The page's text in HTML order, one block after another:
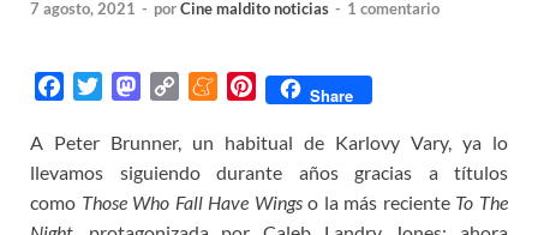
7 agosto, 2021 - porCine maldito noticias - 1 comentario
c
e
b
o
t
t
e
M
s
t
o
d
p
y
L
i
M
n
e
a
m
P
n
t
e
Share
A Peter Brunner, un habitual de Karlovy Vary, ya lo
llevamos siguiendo durante años gracias a títulos
como Those Who Fall Have Wingso la más reciente To The